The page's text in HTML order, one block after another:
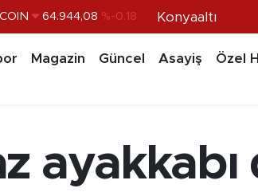
64.944,08 %-0.18
BİST100 13.779 %-14
Konyaaltı
Magazin Güncel Asayiş
Özel
ayakkabı